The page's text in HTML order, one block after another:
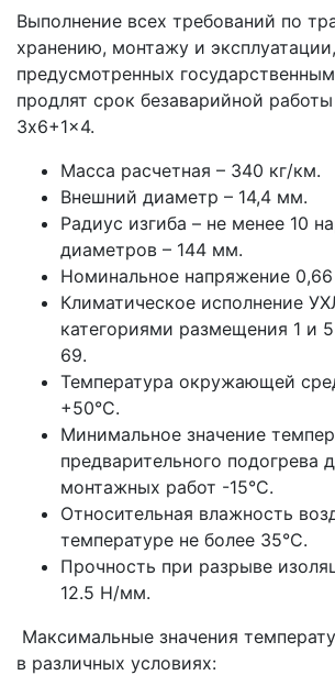
Выполнение всех требований по
хранению, монтажу и эксплуатации,
предусмотренных
продлят срок безаварийной
3x6+1x4.
Масса расчетная – 340 кг/км.
Внешний диаметр – 14,4 мм.
Радиус изгиба – не менее 10
диаметров – 144 мм.
Номинальное напряжение 0,66
Климатическое исполнение
категориями размещения 1 и
69.
Температура окружающей
+50°С.
Минимальное значение
предварительного подогрева
монтажных работ -15°С.
Относительная влажность
температуре не более 35°С.
Прочность при разрыве
12.5 Н/мм.
Максимальные значения
в различных условиях: